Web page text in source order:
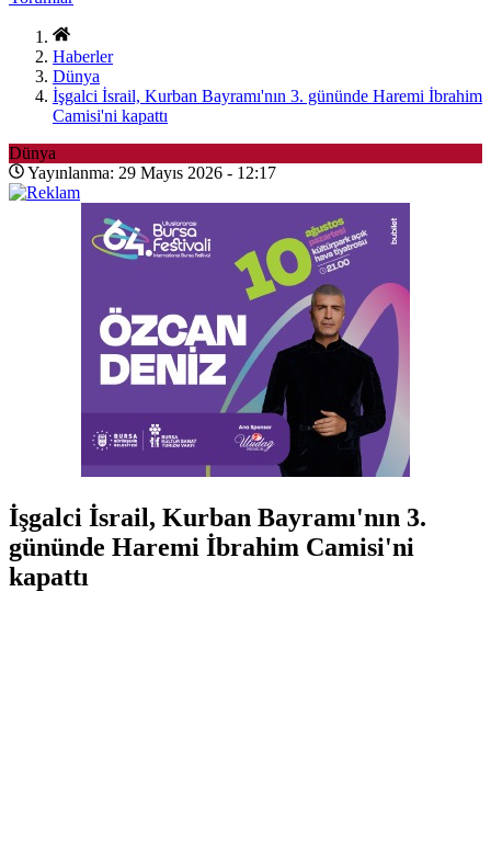
Haberler
Dünya
İşgalci İsrail, Kurban Bayramı'nın 3. gününde Haremi İbrahim
Camisi'ni kapattı
Dünya
Yayınlanma: 29 Mayıs 2026 - 12:17
İşgalci İsrail, Kurban Bayramı'nın 3.
gününde Haremi İbrahim Camisi'ni
kapattı